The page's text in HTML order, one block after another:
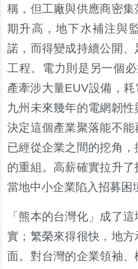
稱，但工廠與供應商密
期升高，地下水補注與
諾，而得變成持續公開
工程。電力則是另一個
產牽涉大量EUV設備，耗
九州未來幾年的電網韌
決定這個產業聚落能不
已經從企業之間的挖角
的重組。高薪確實拉升
當地中小企業陷入招募困
「熊本的台灣化」成了
實；繁榮來得很快，地
面。對台灣的企業領袖